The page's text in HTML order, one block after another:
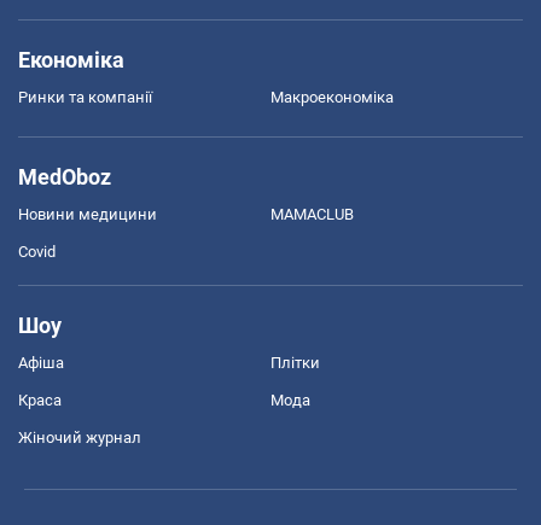
Економіка
Ринки та компанії Макроекономіка
MedOboz
Новини медицини MAMACLUB
Covid
Шоу
Афіша Плітки
Краса Мода
Жіночий журнал